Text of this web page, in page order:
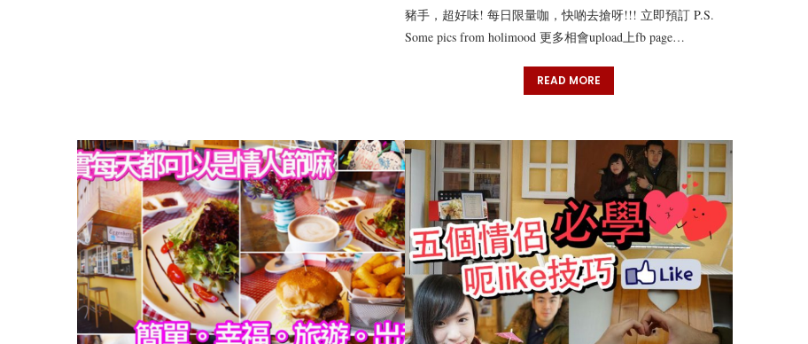
豬手，超好味! 每日限量咖，快啲去搶呀!!! 立即預訂 P.S.
Some pics from holimood 更多相會upload上fb page…
READ MORE